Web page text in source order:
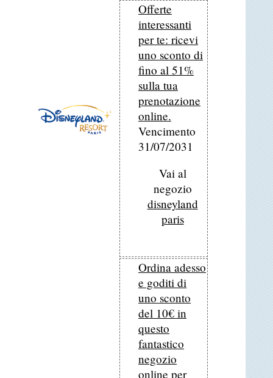
Offerte
interessanti
per te: ricevi
uno sconto di
fino al 51%
sulla tua
prenotazione
online.
Vencimento
31/07/2031
Vai al
negozio
disneyland
paris
Ordina adesso
e goditi di
uno sconto
del 10€ in
questo
fantastico
negozio
online per